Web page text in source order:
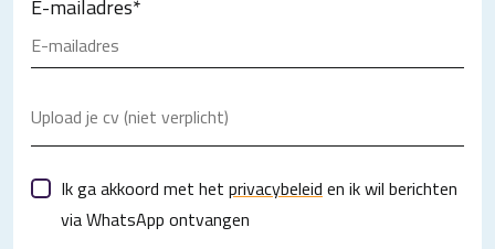
E-mailadres*
Upload je cv (niet verplicht)
Ik ga akkoord met het privacybeleid en ik wil berichten
via WhatsApp ontvangen